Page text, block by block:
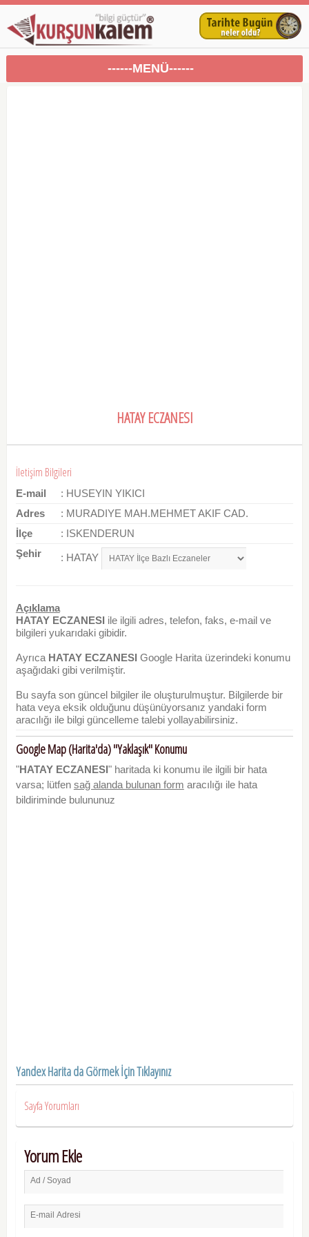
------MENÜ------
HATAY ECZANESI
İletişim Bilgileri
E-mail
: HUSEYIN YIKICI
Adres
: MURADIYE MAH.MEHMET AKIF CAD.
İlçe
: ISKENDERUN
Şehir
: HATAY
Açıklama
HATAY ECZANESIile ilgili adres, telefon, faks, e-mail ve
bilgileri yukarıdaki gibidir.
Ayrıca HATAY ECZANESIGoogle Harita üzerindeki konumu
aşağıdaki gibi verilmiştir.
Bu sayfa son güncel bilgiler ile oluşturulmuştur. Bilgilerde bir
hata veya eksik olduğunu düşünüyorsanız yandaki form
aracılığı ile bilgi güncelleme talebi yollayabilirsiniz.
Google Map (Harita'da) "Yaklaşık" Konumu
"HATAY ECZANESI" haritada ki konumu ile ilgili bir hata
varsa; lütfen sağ alanda bulunan form aracılığı ile hata
bildiriminde bulununuz
Yandex Harita da Görmek İçin Tıklayınız
Sayfa Yorumları
Yorum Ekle
Ad / Soyad
E-mail Adresi